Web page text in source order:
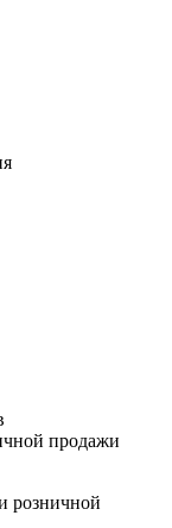
продажи
розничной